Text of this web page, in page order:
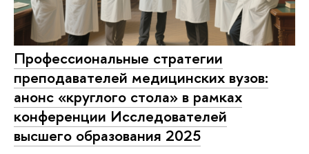
Профессиональные стратегии
преподавателей медицинских вузов:
анонс «круглого стола» в рамках
конференции Исследователей
высшего образования 2025